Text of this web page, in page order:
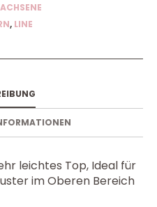
, LINE
leichtes Top, Ideal für
im Oberen Bereich